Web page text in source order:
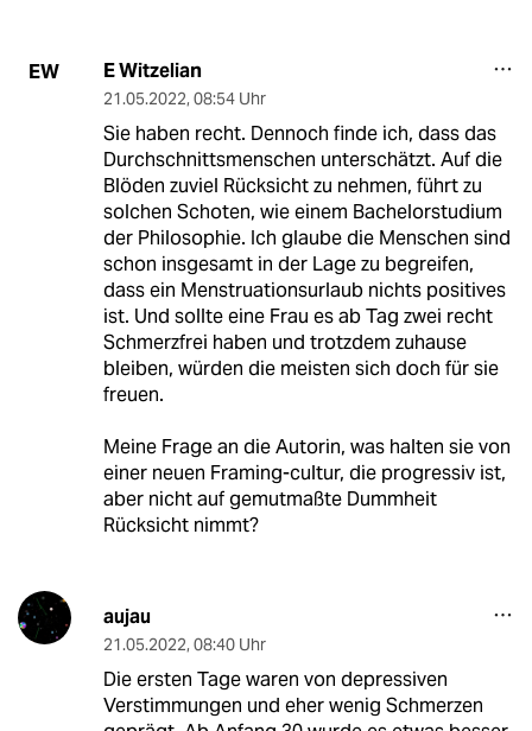
EW E Witzelian
21.05.2022, 08:54 Uhr
Sie haben recht. Dennoch finde ich, dass das
Durchschnittsmenschen unterschätzt. Auf die
Blöden zuviel Rücksicht zu nehmen, führt zu
solchen Schoten, wie einem Bachelorstudium
der Philosophie. Ich glaube die Menschen sind
schon insgesamt in der Lage zu begreifen,
dass ein Menstruationsurlaub nichts positives
ist. Und sollte eine Frau es ab Tag zwei recht
Schmerzfrei haben und trotzdem zuhause
bleiben, würden die meisten sich doch für sie
freuen.
Meine Frage an die Autorin, was halten sie von
einer neuen Framing-cultur, die progressiv ist,
aber nicht auf gemutmaßte Dummheit
Rücksicht nimmt?
aujau
21.05.2022, 08:40 Uhr
Die ersten Tage waren von depressiven
Verstimmungen und eher wenig Schmerzen